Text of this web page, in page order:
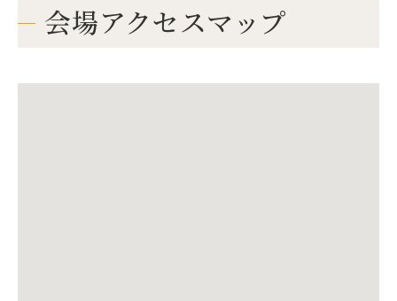
会場アクセスマップ